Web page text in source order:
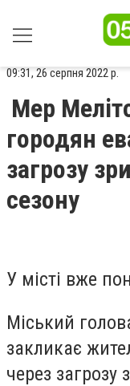
09:31, 26 серпня 2022 р.
Мер
городян
загрозу
сезону
У місті вже
Міський
закликає
через